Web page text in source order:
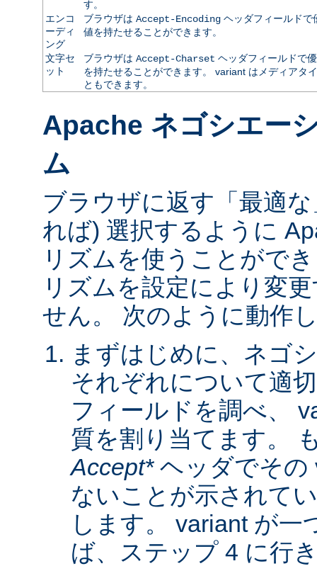
す。
エンコ
ーディ
ング
ブラウザは Accept-Encodingヘッダフィールドで
値を持たせることができます。
文字セ
ット
ブラウザは Accept-Charset ヘッダフィールドで
を持たせることができます。 variant はメディアタ
ともできます。
Apache ネゴシエー
ム
ブラウザに返す「最適
れば) 選択するように
リズムを使うことがで
リズムを設定により変
せん。 次のように動作
まずはじめに、ネゴ
それぞれについて適
フィールドを調べ、
質を割り当てます。
Accept*ヘッダでその
ないことが示されて
します。 variant が
ば、ステップ 4 に行